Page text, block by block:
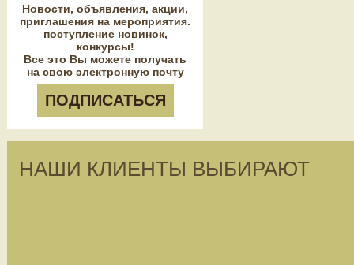
Новости, объявления, акции,
приглашения на мероприятия.
поступление новинок,
конкурсы!
Все это Вы можете получать
на свою электронную почту
ПОДПИСАТЬСЯ
НАШИ КЛИЕНТЫ ВЫБИРАЮТ